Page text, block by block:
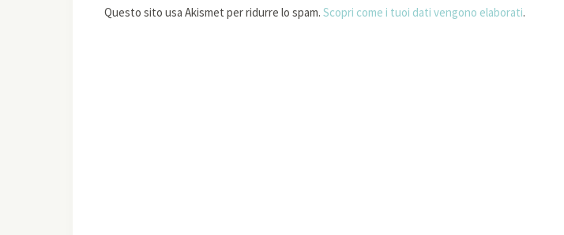
Questo sito usa Akismet per ridurre lo spam. Scopri come i tuoi dati vengono elaborati.